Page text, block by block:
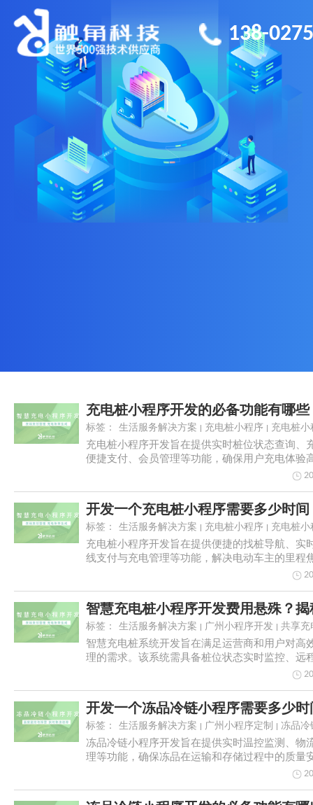
138-
充电桩小程序开发的必备功能有哪
标签： 生活服务解决方案 充电桩小程序
充电桩小
充电桩小程序开发旨在提供实时桩位状态查询、
便捷支付、会员管理等功能，确保用户充电体验
标签： 生活服务解决方案 充电桩小程序
充电桩小
充电桩小程序开发旨在提供便捷的找桩导航、实
线支付与充电管理等功能，解决电动车主的里程
标签： 生活服务解决方案 广州小程序开发
共享充
智慧充电桩系统开发旨在满足运营商和用户对高
理的需求。该系统需具备桩位状态实时监控、远
标签： 生活服务解决方案 广州小程序定制
冻品冷
冻品冷链小程序开发旨在提供实时温控监测、物
理等功能，确保冻品在运输和存储过程中的质量